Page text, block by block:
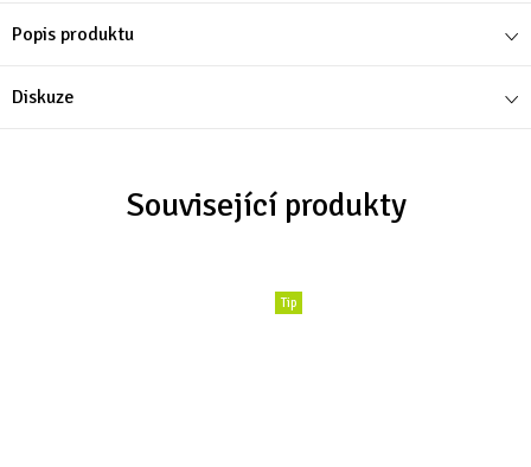
Popis produktu
Diskuze
Související produkty
Tip